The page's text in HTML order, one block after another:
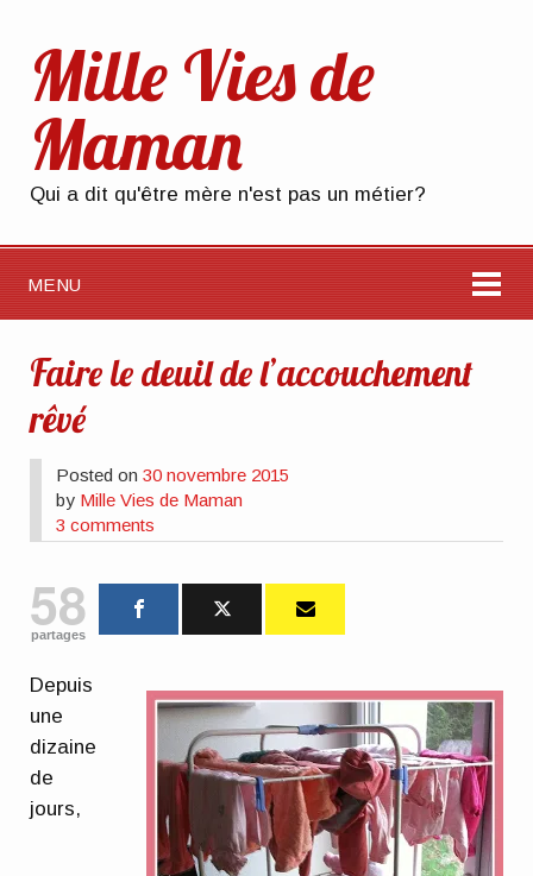
Mille Vies de
Maman
Qui a dit qu'être mère n'est pas un métier?
MENU
Faire le deuil de l’accouchement
rêvé
Posted on30 novembre 2015
by Mille Vies de Maman
3 comments
58
partages
Depuis
une
dizaine
de
jours,